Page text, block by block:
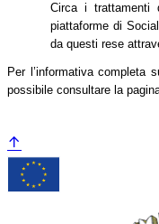
Circa i trattamenti
piattaforme di
da questi rese
Per l’informativa completa
possibile consultare la